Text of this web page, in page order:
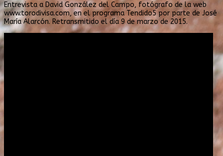
Entrevista a David González del Campo, fotógrafo de la web
www.torodivisa.com, en el programa Tendido5 por parte de José
María Alarcón. Retransmitido el día 9 de marzo de 2015.